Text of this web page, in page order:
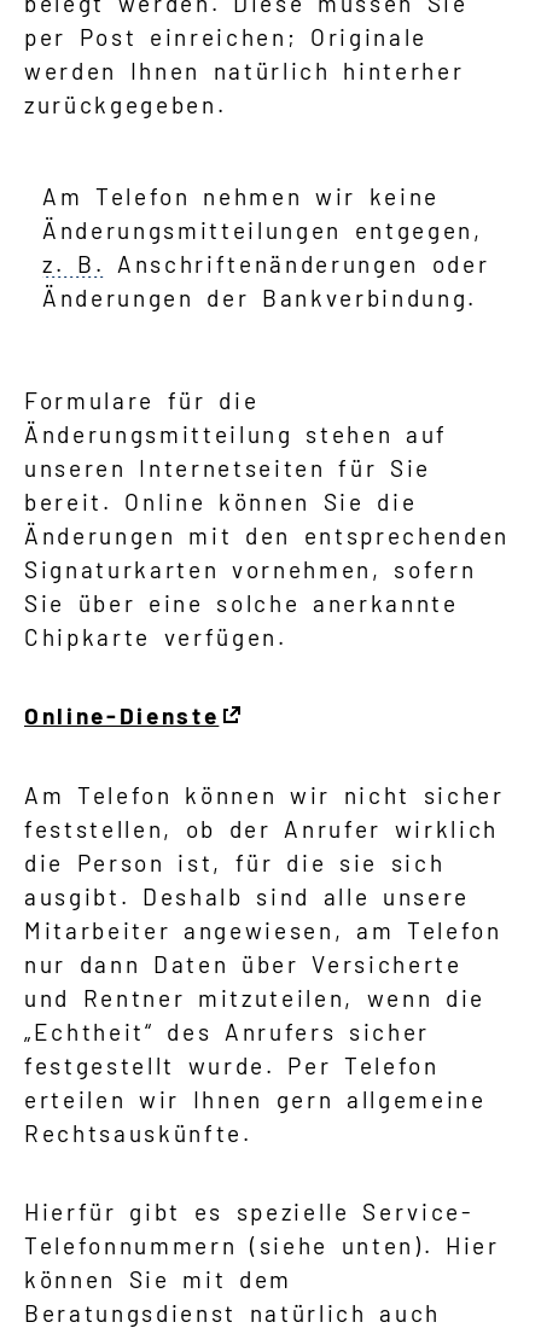
per Post einreichen; Originale
werden Ihnen natürlich hinterher
zurückgegeben.
Am Telefon nehmen wir keine
Änderungsmitteilungen entgegen,
z. B.
Anschriftenänderungen oder
Änderungen der Bankverbindung.
Formulare für die
Änderungsmitteilung stehen auf
unseren Internetseiten für Sie
bereit. Online können Sie die
Änderungen mit den entsprechenden
Signaturkarten vornehmen, sofern
Sie über eine solche anerkannte
Chipkarte verfügen.
Online-Dienste
Am Telefon können wir nicht sicher
feststellen, ob der Anrufer wirklich
die Person ist, für die sie sich
ausgibt. Deshalb sind alle unsere
Mitarbeiter angewiesen, am Telefon
nur dann Daten über Versicherte
und Rentner mitzuteilen, wenn die
„Echtheit“ des Anrufers sicher
festgestellt wurde. Per Telefon
erteilen wir Ihnen gern allgemeine
Rechtsauskünfte.
Hierfür gibt es spezielle Service-
Telefonnummern (siehe unten). Hier
können Sie mit dem
Beratungsdienst natürlich auch